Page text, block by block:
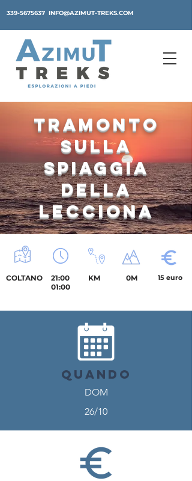
339-5675637 INFO@AZIMUT-TREKS.COM
TRAMONTO
SULLA
SPIAGGIA
DELLA
LECCIONA
COLTANO
21:00
01:00
KM 0M 15 euro
QUANDO
DOM
26/10